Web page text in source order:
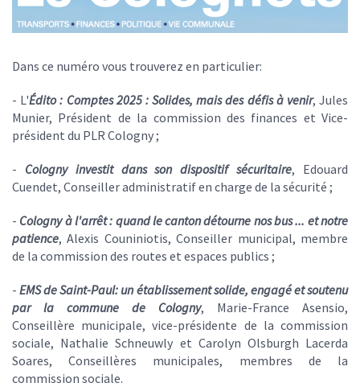
Dans ce numéro vous trouverez en particulier:
- L'Édito : Comptes 2025 : Solides, mais des défis à venir, Jules
Munier, Président de la commission des finances et Vice-
président du PLR Cologny ;
- Cologny investit dans son dispositif sécuritaire, Edouard
Cuendet, Conseiller administratif en charge de la sécurité ;
- Cologny à l'arrêt : quand le canton détourne nos bus ... et notre
patience, Alexis Couniniotis, Conseiller municipal, membre
de la commission des routes et espaces publics ;
-EMS de Saint-Paul: un établissement solide, engagé et soutenu
par la commune de Cologny, Marie-France Asensio,
Conseillère municipale, vice-présidente de la commission
sociale, Nathalie Schneuwly et Carolyn Olsburgh Lacerda
Soares, Conseillères municipales, membres de la
commission sociale.